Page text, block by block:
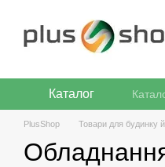
Каталог
PlusShop Товари для будинку